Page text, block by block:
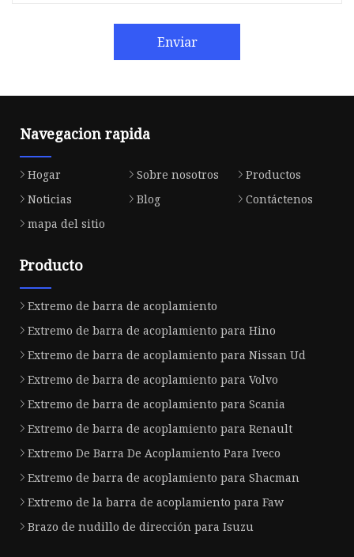
Enviar
Navegacion rapida
Hogar Sobre nosotros
Productos
Noticias
Blog
Contáctenos
mapa del sitio
Producto
Extremo de barra de acoplamiento
Extremo de barra de acoplamiento para Hino
Extremo de barra de acoplamiento para Nissan Ud
Extremo de barra de acoplamiento para Volvo
Extremo de barra de acoplamiento para Scania
Extremo de barra de acoplamiento para Renault
Extremo De Barra De Acoplamiento Para Iveco
Extremo de barra de acoplamiento para Shacman
Extremo de la barra de acoplamiento para Faw
Brazo de nudillo de dirección para Isuzu